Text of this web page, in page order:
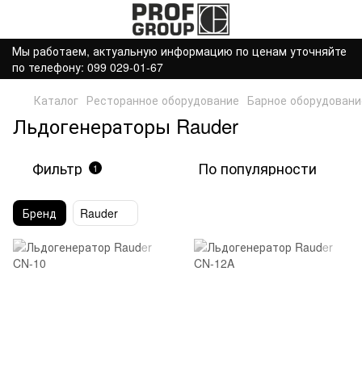
Мы работаем, актуальную информацию по ценам уточняйте
по телефону: 099 029-01-67
Каталог Ресторанное оборудование Барное
Льдогенераторы Rauder
Фильтр 1 По популярности
Бренд Rauder